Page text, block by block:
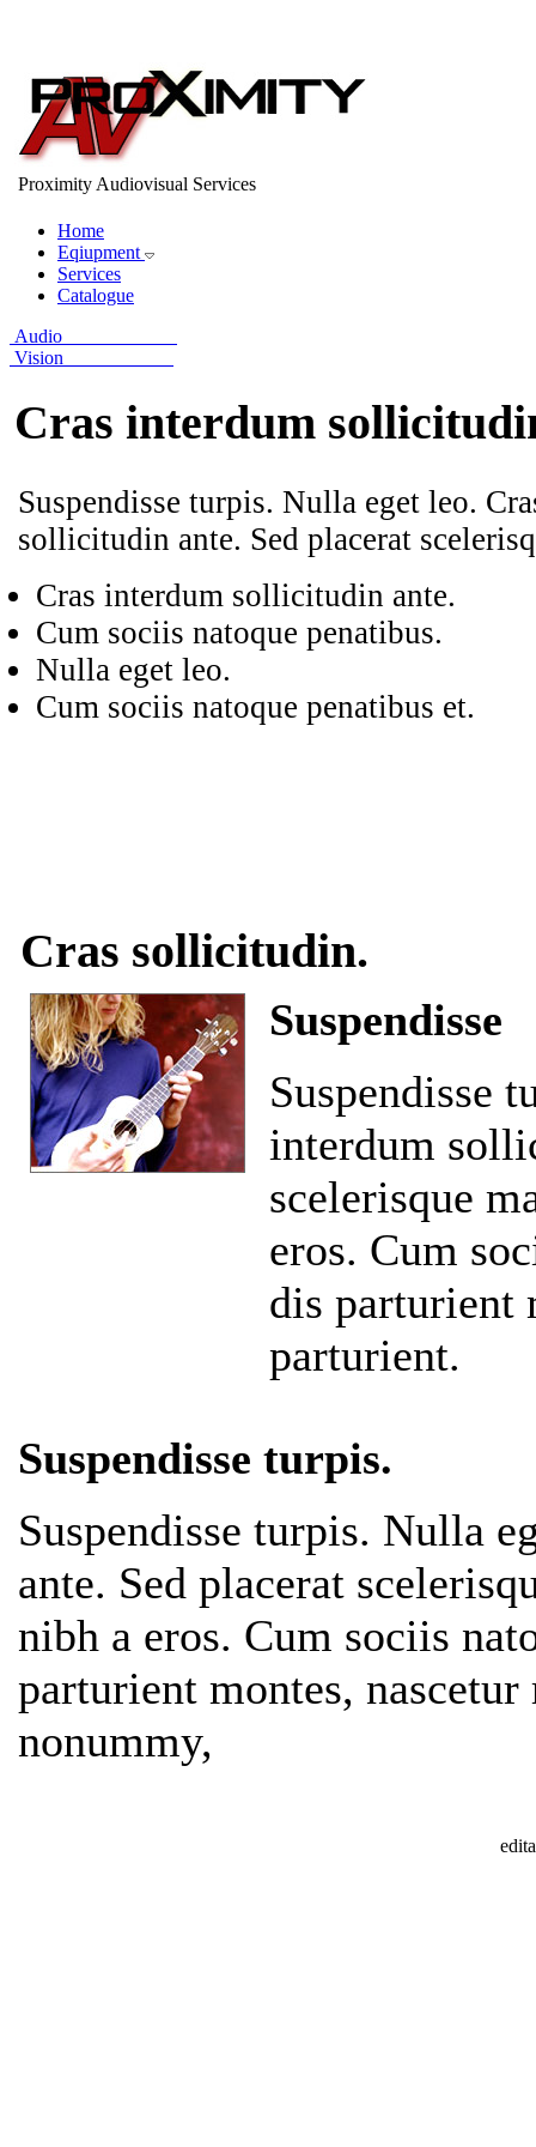
Proximity Audiovisual Services
Home
Eqiupment
Services
Catalogue
Audio
Vision
Cras interdum
Suspendisse turpis. Nulla eget leo.
sollicitudin ante. Sed placerat
Cras interdum sollicitudin ante.
Cum sociis natoque penatibus.
Nulla eget leo.
Cum sociis natoque penatibus et.
Cras sollicitudin.
Suspendisse
Suspendisse
interdum
scelerisque
eros. Cum
dis parturient
parturient.
Suspendisse turpis.
Suspendisse turpis. Nulla
ante. Sed placerat
nibh a eros. Cum sociis
parturient montes,
nonummy,